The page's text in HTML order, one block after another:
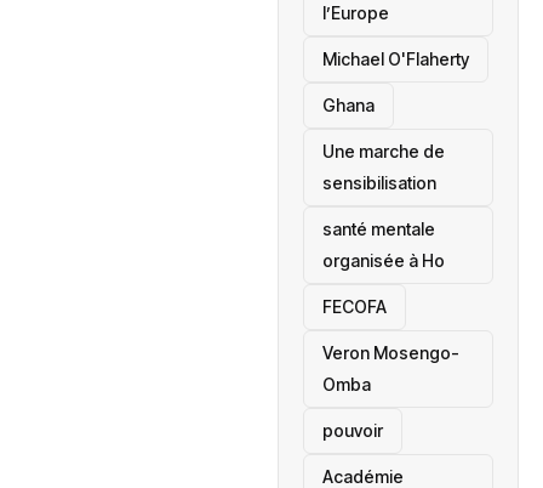
l’Europe
Michael O'Flaherty
‎Ghana
Une marche de
sensibilisation
santé mentale
organisée à Ho
‎FECOFA
Veron Mosengo-
Omba
pouvoir
Académie